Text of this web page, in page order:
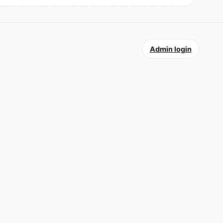
Admin login